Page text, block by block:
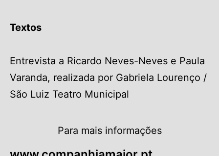
Textos
Entrevista a Ricardo Neves-Neves e Paula
Varanda, realizada por Gabriela Lourenço /
São Luiz Teatro Municipal
Para mais informações